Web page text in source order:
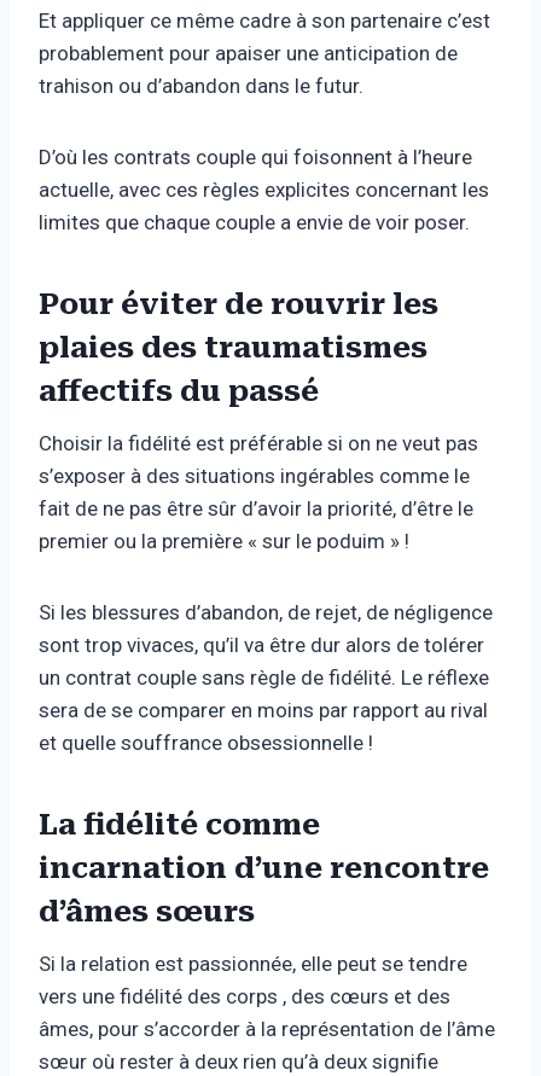
Et appliquer ce même cadre à son partenaire c’est
probablement pour apaiser une anticipation de
trahison ou d’abandon dans le futur.
D’où les contrats couple qui foisonnent à l’heure
actuelle, avec ces règles explicites concernant les
limites que chaque couple a envie de voir poser.
Pour éviter de rouvrir les
plaies des traumatismes
affectifs du passé
Choisir la fidélité est préférable si on ne veut pas
s’exposer à des situations ingérables comme le
fait de ne pas être sûr d’avoir la priorité, d’être le
premier ou la première « sur le poduim » !
Si les blessures d’abandon, de rejet, de négligence
sont trop vivaces, qu’il va être dur alors de tolérer
un contrat couple sans règle de fidélité. Le réflexe
sera de se comparer en moins par rapport au rival
et quelle souffrance obsessionnelle !
La fidélité comme
incarnation d’une rencontre
d’âmes sœurs
Si la relation est passionnée, elle peut se tendre
vers une fidélité des corps , des cœurs et des
âmes, pour s’accorder à la représentation de l’âme
sœur où rester à deux rien qu’à deux signifie